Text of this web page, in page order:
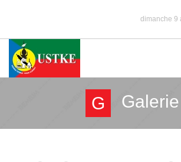
dimanche 9
G Galerie